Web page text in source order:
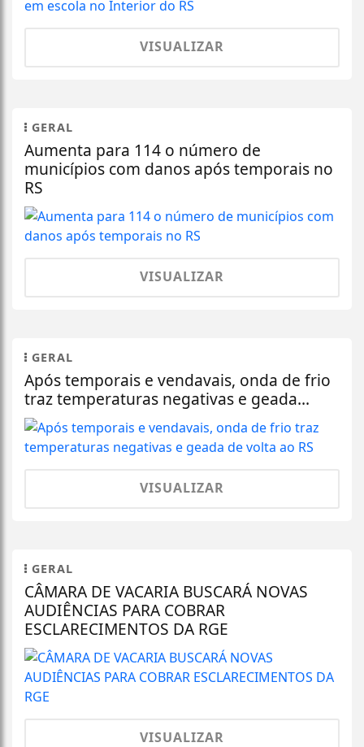
VISUALIZAR
GERAL
Aumenta para 114 o número de
municípios com danos após temporais no
RS
VISUALIZAR
GERAL
Após temporais e vendavais, onda de frio
traz temperaturas negativas e geada...
VISUALIZAR
GERAL
CÂMARA DE VACARIA BUSCARÁ NOVAS
AUDIÊNCIAS PARA COBRAR
ESCLARECIMENTOS DA RGE
VISUALIZAR